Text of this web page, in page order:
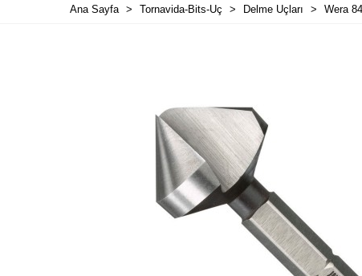
Ana Sayfa > Tornavida-Bits-Uç > Delme Uçları > Wera